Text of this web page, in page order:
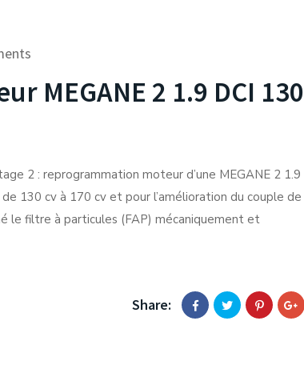
MEGANE 2 1.9 DCI 130
2 : reprogrammation moteur d’une MEGANE 2 1.9
130 cv à 170 cv et pour l’amélioration du couple de
le filtre à particules (FAP) mécaniquement et
Share: